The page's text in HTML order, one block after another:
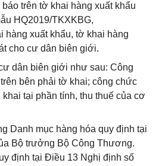
trên tờ khai hàng xuất khẩu
HQ2019/TKXKBG,
hàng xuất khẩu, tờ khai hàng
cho cư dân biên giới.
dân biên giới như sau: Công
bên phải tờ khai; công chức
tại phần tính, thu thuế của cơ
Danh mục hàng hóa quy định tại
Bộ trưởng Bộ Công Thương.
định tại Điều 13 Nghị định số